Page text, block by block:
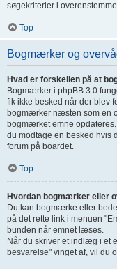
søgekriterier i
Top
Bogmærker og
Hvad er forskellen på at
Bogmærker i phpBB 3.0
fik ikke besked når der blev
bogmærker næsten som en
bogmærket emne
du modtage en besked hvis
forum på boardet.
Top
Hvordan bogmærker eller
Du kan bogmærke eller
på det rette link i menuen
bunden når emnet læses.
Når du skriver et indlæg i et
besvarelse" vinget af, vil du